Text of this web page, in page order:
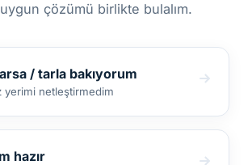
çözümü birlikte bulalım.
/ tarla bakıyorum
yerimi netleştirmedim
hazır